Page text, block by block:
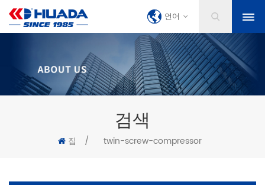
언어
검색
집 / twin-screw-compressor